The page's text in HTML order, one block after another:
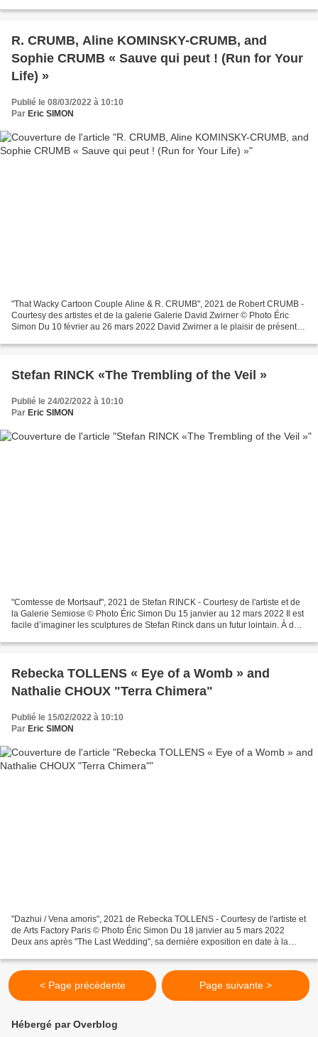
R. CRUMB, Aline KOMINSKY-CRUMB, and
Sophie CRUMB « Sauve qui peut ! (Run for Your
Life) »
Publié le 08/03/2022 à 10:10
Par Eric SIMON
"That Wacky Cartoon Couple Aline & R. CRUMB", 2021 de Robert CRUMB -
Courtesy des artistes et de la galerie Galerie David Zwirner © Photo Éric
Simon Du 10 février au 26 mars 2022 David Zwirner a le plaisir de présenter
Stefan RINCK «The Trembling of the Veil »
Publié le 24/02/2022 à 10:10
Par Eric SIMON
"Comtesse de Mortsauf", 2021 de Stefan RINCK - Courtesy de l'artiste et de
la Galerie Semiose © Photo Éric Simon Du 15 janvier au 12 mars 2022 Il est
facile d’imaginer les sculptures de Stefan Rinck dans un futur lointain. À des
Rebecka TOLLENS « Eye of a Womb » and
Nathalie CHOUX "Terra Chimera"
Publié le 15/02/2022 à 10:10
Par Eric SIMON
"Dazhui / Vena amoris", 2021 de Rebecka TOLLENS - Courtesy de l'artiste et
de Arts Factory Paris © Photo Éric Simon Du 18 janvier au 5 mars 2022
Deux ans après "The Last Wedding", sa dernière exposition en date à la
< Page précédente Page suivante >
Hébergé par Overblog